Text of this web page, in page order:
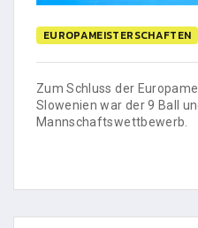
EUROPAMEISTERSCHAFTEN
Zum Schluss der
Slowenien war der 9 Ball
Mannschaftswettbewerb.